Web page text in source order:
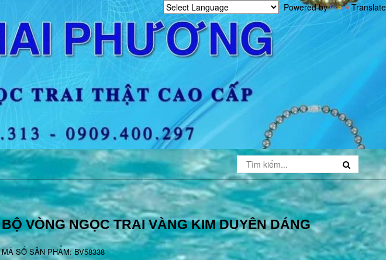
Powered by Translate
BỘ VÒNG NGỌC TRAI VÀNG KIM DUYÊN DÁNG
MÃ SỐ SẢN PHẨM: BV58338